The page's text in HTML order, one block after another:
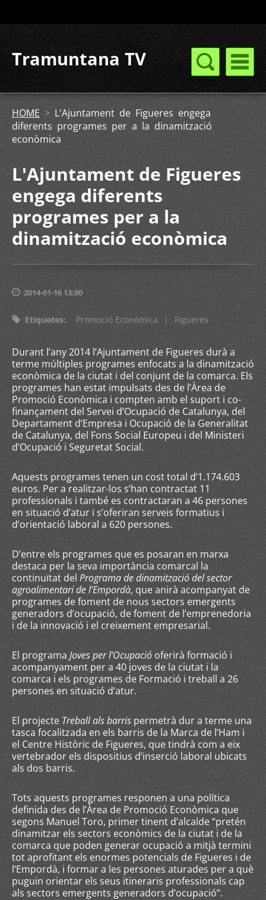
Tramuntana TV
HOME > L'Ajuntament de Figueres engega
diferents programes per a la dinamització
econòmica
L'Ajuntament de Figueres
engega diferents
programes per a la
dinamització econòmica
2014-01-16 13:00
Etiquetes: Promoció Econòmica | Figueres
Durant l’any 2014 l’Ajuntament de Figueres durà a
terme múltiples programes enfocats a la dinamització
econòmica de la ciutat i del conjunt de la comarca. Els
programes han estat impulsats des de l’Àrea de
Promoció Econòmica i compten amb el suport i co-
finançament del Servei d’Ocupació de Catalunya, del
Departament d’Empresa i Ocupació de la Generalitat
de Catalunya, del Fons Social Europeu i del Ministeri
d’Ocupació i Seguretat Social.
Aquests programes tenen un cost total d’1.174.603
euros. Per a realitzar-los s’han contractat 11
professionals i també es contractaran a 46 persones
en situació d’atur i s’oferiran serveis formatius i
d’orientació laboral a 620 persones.
D’entre els programes que es posaran en marxa
destaca per la seva importància comarcal la
continuïtat del Programa de dinamització del sector
agroalimentari de l’Empordà, que anirà acompanyat de
programes de foment de nous sectors emergents
generadors d’ocupació, de foment de l’emprenedoria
i de la innovació i el creixement empresarial.
El programa Joves per l’Ocupació oferirà formació i
acompanyament per a 40 joves de la ciutat i la
comarca i els programes de Formació i treball a 26
persones en situació d’atur.
El projecte Treball als barris permetrà dur a terme una
tasca focalitzada en els barris de la Marca de l’Ham i
el Centre Històric de Figueres, que tindrà com a eix
vertebrador els dispositius d’inserció laboral ubicats
als dos barris.
Tots aquests programes responen a una política
definida des de l’Àrea de Promoció Econòmica que
segons Manuel Toro, primer tinent d’alcalde “pretén
dinamitzar els sectors econòmics de la ciutat i de la
comarca que poden generar ocupació a mitjà termini
tot aprofitant els enormes potencials de Figueres i de
l’Empordà, i formar a les persones aturades per a què
puguin orientar els seus itineraris professionals cap
als sectors emergents generadors d’ocupació”.